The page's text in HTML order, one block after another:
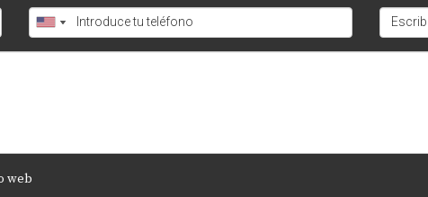
a experiencias de realidad aumentada?
web